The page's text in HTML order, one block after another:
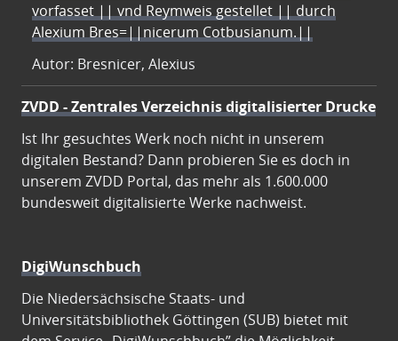
vorfasset || vnd Reymweis gestellet || durch
Alexium Bres=||nicerum Cotbusianum.||
Autor: Bresnicer, Alexius
ZVDD - Zentrales Verzeichnis digitalisierter Drucke
Ist Ihr gesuchtes Werk noch nicht in unserem
digitalen Bestand? Dann probieren Sie es doch in
unserem ZVDD Portal, das mehr als 1.600.000
bundesweit digitalisierte Werke nachweist.
DigiWunschbuch
Die Niedersächsische Staats- und
Universitätsbibliothek Göttingen (SUB) bietet mit